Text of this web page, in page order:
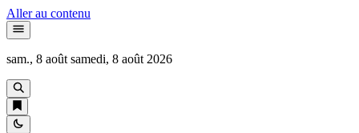
Aller au contenu
sam., 8 août samedi, 8 août 2026